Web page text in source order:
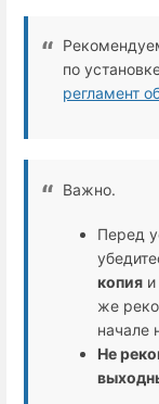
по
регламент
Важно.
Перед
копия
же
начале
Не